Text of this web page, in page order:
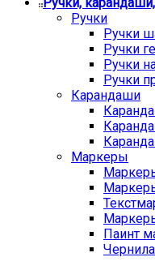
Ручки,
Ручки
Ручки
Ручки
Ручки
Ручки
Карандаши
Маркеры
Паинт